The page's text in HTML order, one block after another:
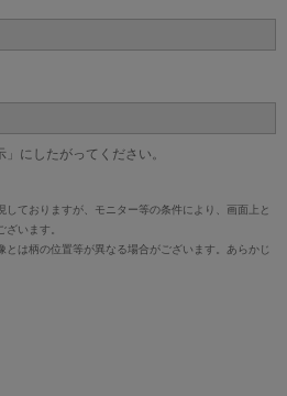
にしたがってください。
ておりますが、モニター等の条件により、画面上と
います。
とは柄の位置等が異なる場合がございます。あらかじ